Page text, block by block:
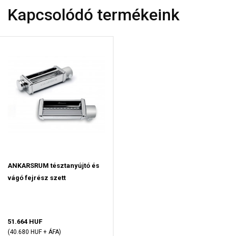
Kapcsolódó termékeink
ANKARSRUM tésztanyújtó és
vágó fejrész szett
51.664 HUF
(40.680 HUF + ÁFA)